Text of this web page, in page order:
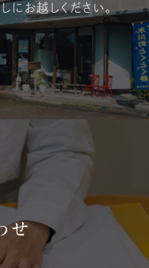
にお越しください。
せ